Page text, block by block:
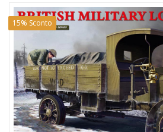
15% Sconto